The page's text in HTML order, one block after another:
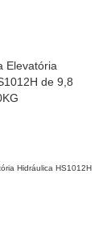
Hidráulica HS1012H